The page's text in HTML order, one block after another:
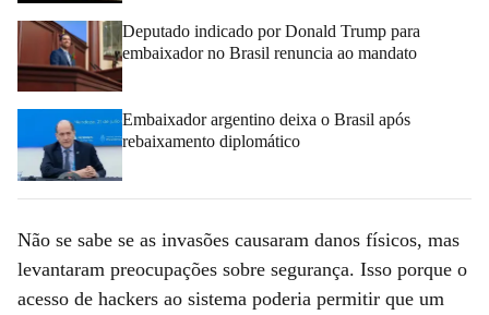
Deputado indicado por Donald Trump para
embaixador no Brasil renuncia ao mandato
Embaixador argentino deixa o Brasil após
rebaixamento diplomático
Não se sabe se as invasões causaram danos físicos, mas
levantaram preocupações sobre segurança. Isso porque o
acesso de hackers ao sistema poderia permitir que um